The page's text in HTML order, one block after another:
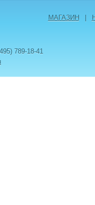
МАГАЗИН
789-18-41